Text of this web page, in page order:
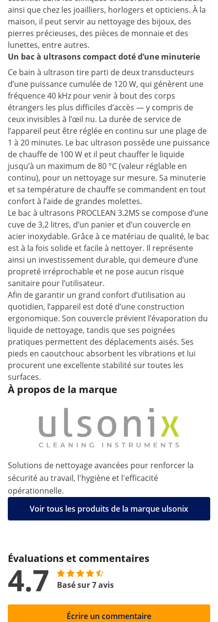
ainsi que chez les joailliers, horlogers et opticiens. À la
maison, il peut servir au nettoyage des bijoux, des
pierres précieuses, des pièces de monnaie et des
lunettes, entre autres.
Un bac à ultrasons compact doté d’une minuterie
Ce bain à ultrason tire parti de deux transducteurs
d’une puissance cumulée de 120 W, qui génèrent une
fréquence 40 kHz pour venir à bout des corps
étrangers les plus difficiles d’accès — y compris de
ceux invisibles à l’œil nu. La durée de service de
l’appareil peut être réglée en continu sur une plage de
1 à 20 minutes. Le bac ultrason possède une puissance
de chauffe de 100 W et il peut chauffer le liquide
jusqu’à un maximum de 80 °C (valeur réglable en
continu), pour un nettoyage sur mesure. Sa minuterie
et sa température de chauffe se commandent en tout
confort à l’aide de grandes molettes.
Le bac à ultrasons PROCLEAN 3.2MS se compose d’une
cuve de 3,2 litres, d’un panier et d’un couvercle en
acier inoxydable. Grâce à ce matériau de qualité, le bac
est à la fois solide et facile à nettoyer. Il représente
ainsi un investissement durable, qui demeure d’une
propreté irréprochable et ne pose aucun risque
sanitaire pour l’utilisateur.
Afin de garantir un grand confort d’utilisation au
quotidien, l’appareil est doté d’une construction
ergonomique. Son couvercle prévient l’évaporation du
liquide de nettoyage, tandis que ses poignées
pratiques permettent des déplacements aisés. Ses
pieds en caoutchouc absorbent les vibrations et lui
procurent une excellente stabilité sur toutes les
surfaces.
À propos de la marque
Solutions de nettoyage avancées pour renforcer la
sécurité au travail, l'hygiène et l'efficacité
opérationnelle.
Voir tous les produits de la marque ulsonix
Évaluations et commentaires
4.7 Basé sur 7 avis
Écrire un commentaire